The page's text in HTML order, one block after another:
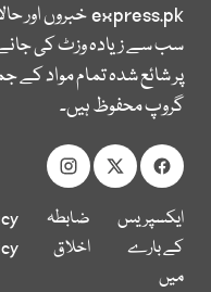
express.pkخبروں اور
سب سے زیادہ وزٹ کی
پر شائع شدہ تمام مواد
گروپ محفوظ ہیں۔
ایکسپریس
کے بارے
میں
ضابطہ
اخلاق